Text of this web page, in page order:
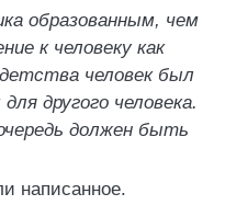
образованным, чем
к человеку как
человек был
другого человека.
должен быть
написанное.